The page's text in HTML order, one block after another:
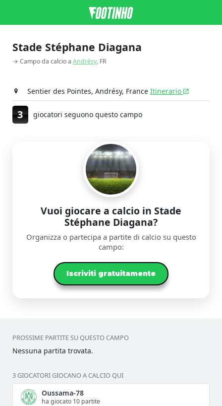
Stade Stéphane Diagana
→ Campo da calcio a Andrésy, FR
Sentier des Pointes, Andrésy, France Itinerario
3 giocatori seguono questo campo
Vuoi giocare a calcio in Stade
Stéphane Diagana?
Organizza o partecipa a partite di calcio su questo
campo:
Iscriviti gratuitamente
PROSSIME PARTITE SU QUESTO CAMPO
Nessuna partita trovata.
3 GIOCATORI GIOCANO A CALCIO QUI
Oussama-78
ha giocato 10 partite